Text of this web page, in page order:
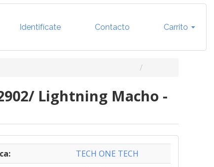
Identifícate Contacto Carrito
Lightning Macho -
TECH ONE TECH